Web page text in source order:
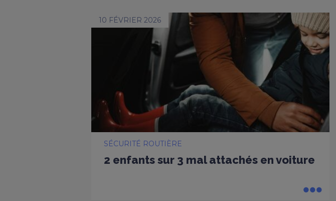
10 FÉVRIER 2026
SÉCURITÉ ROUTIÈRE
2 enfants sur 3 mal attachés en voiture